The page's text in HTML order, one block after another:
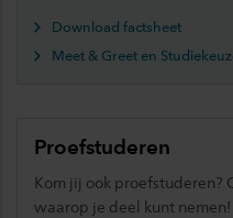
Download factsheet
Meet & Greet en
Proefstuderen
Kom jij ook proefstuderen?
waarop je deel kunt nemen!